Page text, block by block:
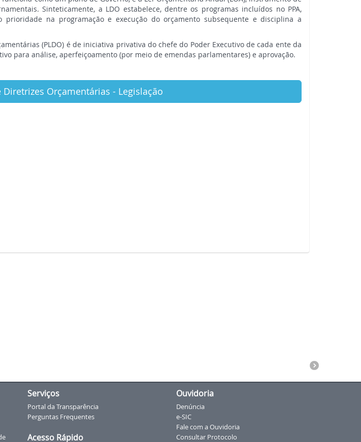
Sinteticamente, a LDO estabelece, dentre os programas incluídos no PPA,
na programação e execução do orçamento subsequente e disciplina a
(PLDO) é de iniciativa privativa do chefe do Poder Executivo de cada ente da
para análise, aperfeiçoamento (por meio de emendas parlamentares) e aprovação.
Diretrizes Orçamentárias - Legislação
Serviços
Portal da Transparência
Perguntas Frequentes
Acesso Rápido
Ouvidoria
Denúncia
e-SIC
Fale com a Ouvidoria
Consultar Protocolo